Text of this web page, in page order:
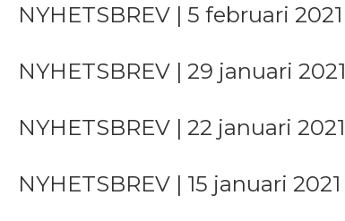
NYHETSBREV | 5 februari 2021
NYHETSBREV | 29 januari 2021
NYHETSBREV | 22 januari 2021
NYHETSBREV | 15 januari 2021